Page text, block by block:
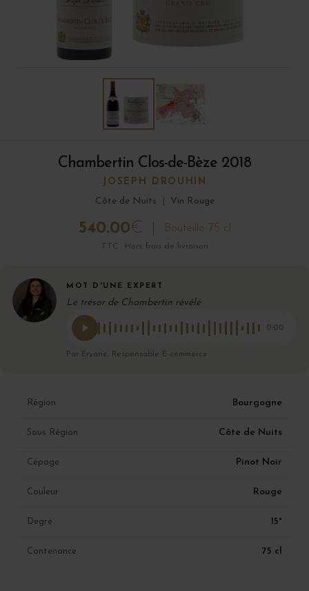
Chambertin Clos-de-Bèze 2018
JOSEPH DROUHIN
Côte de Nuits
Vin Rouge
540.00€ Bouteille 75 cl
TTC · Hors frais de livraison
MOT D'UNE EXPERT
Le trésor de Chambertin révélé
0:00
Par Eryane, Responsable E-commerce
Région Bourgogne
Sous Région Côte de Nuits
Cépage Pinot Noir
Couleur Rouge
Degré 15°
Contenance 75 cl